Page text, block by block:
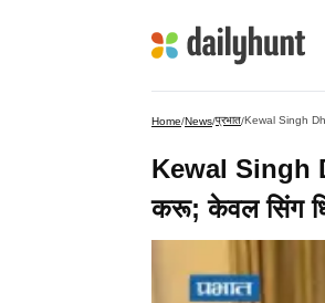
Home/News/प्रभात/Kewal Singh
Kewal Singh
करू; केवल सिंग